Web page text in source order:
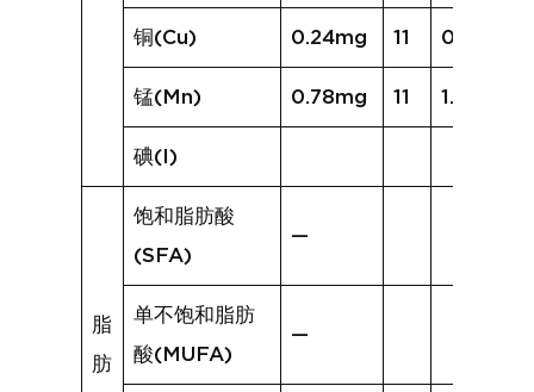
铜(Cu) 0.24mg 11 0.20mg
锰(Mn) 0.78mg 11 1.34mg
碘(I)
脂
肪
饱和脂肪酸
(SFA)
—
单不饱和脂肪
酸(MUFA)
—